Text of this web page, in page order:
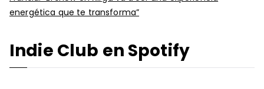
energética que te transforma”
Indie Club en Spotify